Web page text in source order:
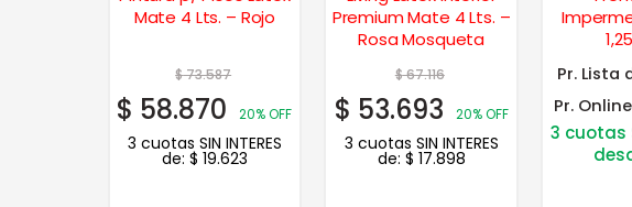
Mate 4 Lts. – Rojo
$73.587
$ 58.870 20% OFF
3 cuotas SIN INTERES
de: $ 19.623
Premium Mate 4 Lts. –
Rosa Mosqueta
$67.116
$ 53.693 20% OFF
3 cuotas SIN INTERES
de: $ 17.898
Pr. Lista
Pr.
3 cuotas